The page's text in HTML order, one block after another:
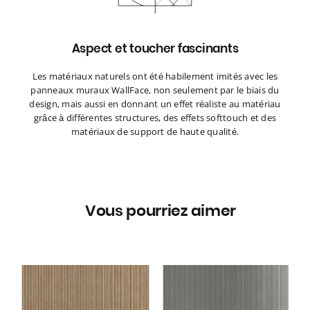
Aspect et toucher fascinants
Les matériaux naturels ont été habilement imités avec les
panneaux muraux WallFace, non seulement par le biais du
design, mais aussi en donnant un effet réaliste au matériau
grâce à différentes structures, des effets softtouch et des
matériaux de support de haute qualité.
Vous pourriez aimer